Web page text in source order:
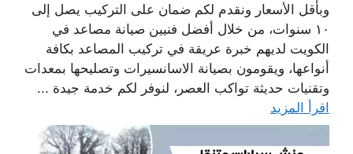
وبأقل الأسعار ونقدم لكم ضمان على التركيب يصل إلى
١٠ سنوات، من خلال أفضل فنيين صيانة مصاعد في
الكويت لديهم خبرة عريقة في تركيب المصاعد بكافة
أنواعها، ويقومون بصيانة الاسانسيرات وتصليحها بمعدات
وتقنيات حديثة تواكب العصر، لنوفر لكم خدمة جيدة ...
اقرأ المزيد